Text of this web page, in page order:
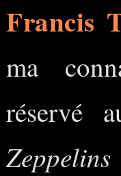
Francis
ma
réservé
Zeppelins